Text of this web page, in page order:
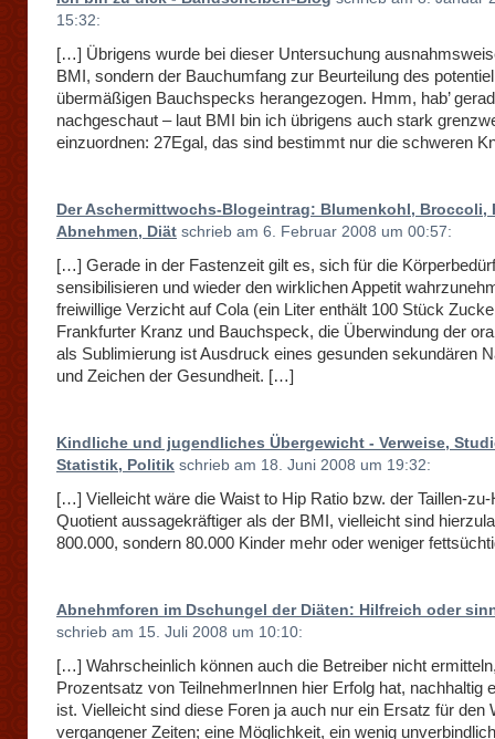
15:32:
[…] Übrigens wurde bei dieser Untersuchung
BMI, sondern der Bauchumfang zur Beurteilung des
übermäßigen Bauchspecks herangezogen. Hmm, hab’
nachgeschaut – laut BMI bin ich übrigens auch stark
einzuordnen: 27Egal, das sind bestimmt nur die schweren
Der Aschermittwochs-Blogeintrag: Blumenkohl, Broccoli,
Abnehmen, Diät schrieb am 6. Februar 2008 um 00:57:
[…] Gerade in der Fastenzeit gilt es, sich für die
sensibilisieren und wieder den wirklichen Appetit
freiwillige Verzicht auf Cola (ein Liter enthält 100 Stück
Frankfurter Kranz und Bauchspeck, die Überwindung der
als Sublimierung ist Ausdruck eines gesunden sekundären
und Zeichen der Gesundheit. […]
Kindliche und jugendliches Übergewicht - Verweise,
Statistik, Politik schrieb am 18. Juni 2008 um 19:32:
[…] Vielleicht wäre die Waist to Hip Ratio bzw. der Taillen-zu-
Quotient aussagekräftiger als der BMI, vielleicht sind
800.000, sondern 80.000 Kinder mehr oder weniger
Abnehmforen im Dschungel der Diäten: Hilfreich oder
schrieb am 15. Juli 2008 um 10:10:
[…] Wahrscheinlich können auch die Betreiber nicht
Prozentsatz von TeilnehmerInnen hier Erfolg hat, nachhaltig
ist. Vielleicht sind diese Foren ja auch nur ein Ersatz für den
vergangener Zeiten; eine Möglichkeit, ein wenig